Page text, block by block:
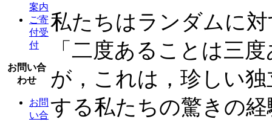
案内
ご寄
付受
付
お問い合
わせ
お問
い合
私たちはランダムに
「二度あることは三
が，これは，珍しい
する私たちの驚きの